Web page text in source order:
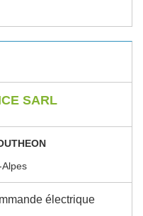
SARL
électrique